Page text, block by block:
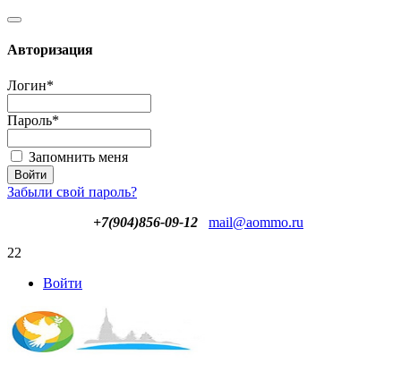
Авторизация
Логин*
Пароль*
Запомнить меня
Забыли свой пароль?
+7(904)856-09-12
mail@aommo.ru
22
Войти